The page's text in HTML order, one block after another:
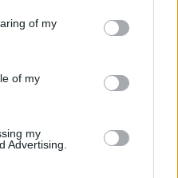
of my
of my
my
Advertising.
idrica
i 500 milioni a reti più
arrivo